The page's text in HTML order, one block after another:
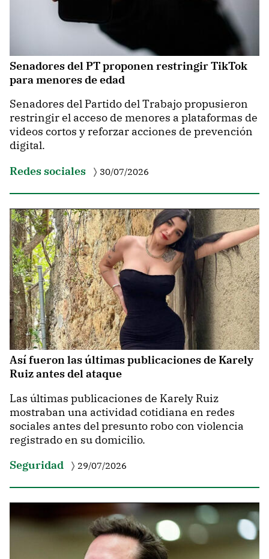
Senadores del PT proponen restringir TikTok
para menores de edad
Senadores del Partido del Trabajo propusieron
restringir el acceso de menores a plataformas de
videos cortos y reforzar acciones de prevención
digital.
Redes sociales
30/07/2026
Así fueron las últimas publicaciones de Karely
Ruiz antes del ataque
Las últimas publicaciones de Karely Ruiz
mostraban una actividad cotidiana en redes
sociales antes del presunto robo con violencia
registrado en su domicilio.
Seguridad
29/07/2026